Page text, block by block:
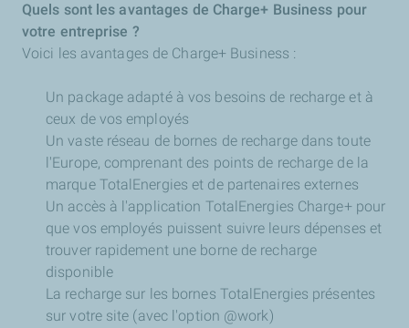
Quels sont les avantages de Charge+ Business pour
votre entreprise ?
Voici les avantages de Charge+ Business :
Un package adapté à vos besoins de recharge et à
ceux de vos employés
Un vaste réseau de bornes de recharge dans toute
l'Europe, comprenant des points de recharge de la
marque TotalEnergies et de partenaires externes
Un accès à l'application TotalEnergies Charge+ pour
que vos employés puissent suivre leurs dépenses et
trouver rapidement une borne de recharge
disponible
La recharge sur les bornes TotalEnergies présentes
sur votre site (avec l'option @work)